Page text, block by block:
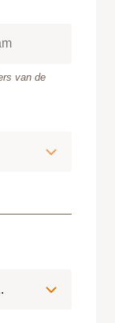
van de